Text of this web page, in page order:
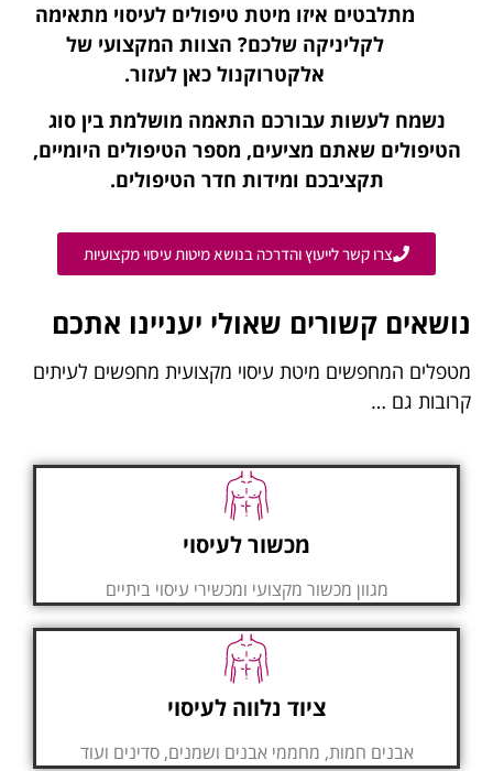
מתלבטים איזו מיטת טיפולים לעיסוי מתאימה
לקליניקה שלכם? הצוות המקצועי של
אלקטרוקנול כאן לעזור.
נשמח לעשות עבורכם התאמה מושלמת בין סוג
הטיפולים שאתם מציעים, מספר הטיפולים היומיים,
תקציבכם ומידות חדר הטיפולים.
צרו קשר לייעוץ והדרכה בנושא מיטות עיסוי מקצועיות
נושאים קשורים שאולי יעניינו אתכם
מטפלים המחפשים מיטת עיסוי מקצועית מחפשים לעיתים
קרובות גם …
מכשור לעיסוי
מגוון מכשור מקצועי ומכשירי עיסוי ביתיים
ציוד נלווה לעיסוי
אבנים חמות, מחממי אבנים ושמנים, סדינים ועוד